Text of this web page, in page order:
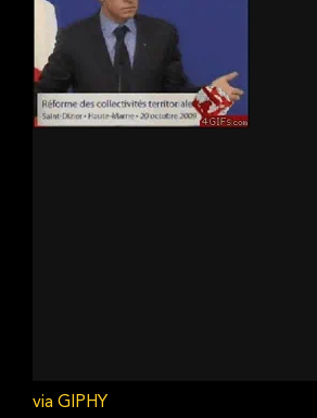
via GIPHY